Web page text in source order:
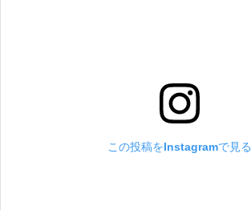
この投稿をInstagramで見る